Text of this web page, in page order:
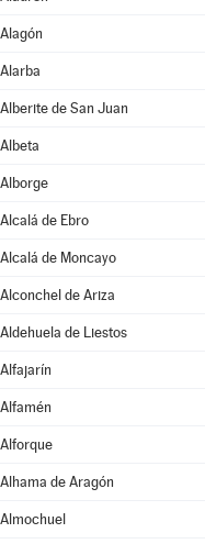
Alagón
Alarba
Alberite de San Juan
Albeta
Alborge
Alcalá de Ebro
Alcalá de Moncayo
Alconchel de Ariza
Aldehuela de Liestos
Alfajarín
Alfamén
Alforque
Alhama de Aragón
Almochuel